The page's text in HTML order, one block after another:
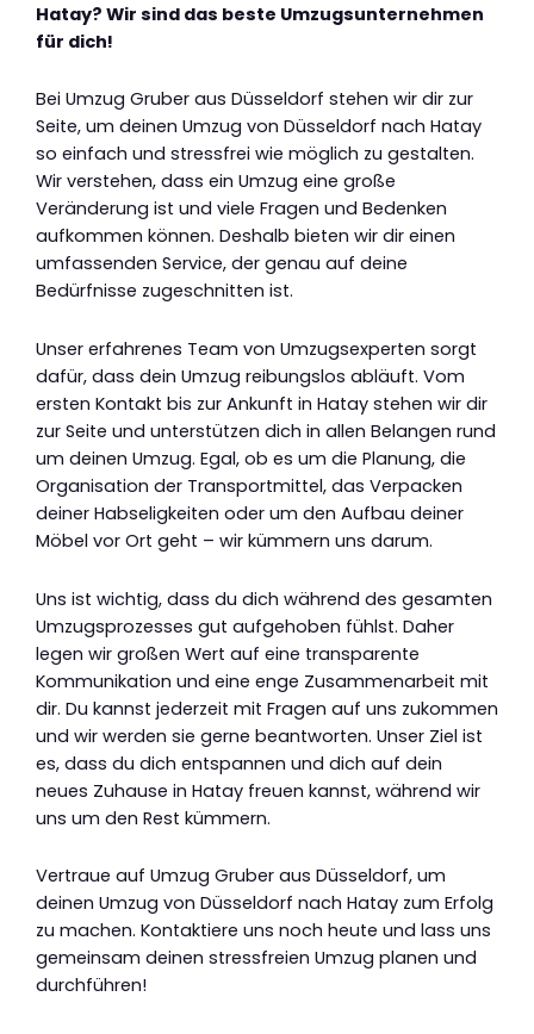
Hatay? Wir sind das beste Umzugsunternehmen
für dich!
Bei Umzug Gruber aus Düsseldorf stehen wir dir zur
Seite, um deinen Umzug von Düsseldorf nach Hatay
so einfach und stressfrei wie möglich zu gestalten.
Wir verstehen, dass ein Umzug eine große
Veränderung ist und viele Fragen und Bedenken
aufkommen können. Deshalb bieten wir dir einen
umfassenden Service, der genau auf deine
Bedürfnisse zugeschnitten ist.
Unser erfahrenes Team von Umzugsexperten sorgt
dafür, dass dein Umzug reibungslos abläuft. Vom
ersten Kontakt bis zur Ankunft in Hatay stehen wir dir
zur Seite und unterstützen dich in allen Belangen rund
um deinen Umzug. Egal, ob es um die Planung, die
Organisation der Transportmittel, das Verpacken
deiner Habseligkeiten oder um den Aufbau deiner
Möbel vor Ort geht – wir kümmern uns darum.
Uns ist wichtig, dass du dich während des gesamten
Umzugsprozesses gut aufgehoben fühlst. Daher
legen wir großen Wert auf eine transparente
Kommunikation und eine enge Zusammenarbeit mit
dir. Du kannst jederzeit mit Fragen auf uns zukommen
und wir werden sie gerne beantworten. Unser Ziel ist
es, dass du dich entspannen und dich auf dein
neues Zuhause in Hatay freuen kannst, während wir
uns um den Rest kümmern.
Vertraue auf Umzug Gruber aus Düsseldorf, um
deinen Umzug von Düsseldorf nach Hatay zum Erfolg
zu machen. Kontaktiere uns noch heute und lass uns
gemeinsam deinen stressfreien Umzug planen und
durchführen!